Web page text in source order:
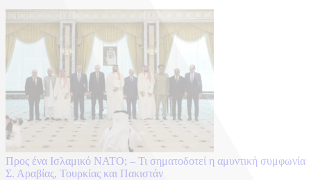
Προς ένα Ισλαμικό ΝΑΤΟ; – Τι σηματοδοτεί η αμυντική συμφωνία
Σ. Αραβίας, Τουρκίας και Πακιστάν